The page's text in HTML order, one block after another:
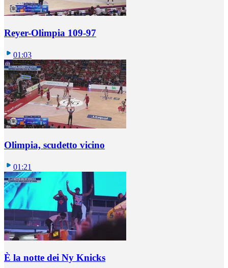
Reyer-Olimpia 109-97
01:03
Olimpia, scudetto vicino
01:21
È la notte dei Ny Knicks